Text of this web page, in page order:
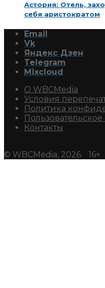
Астория: Отель,
себя аристократом
Email
Vk
Яндекс Дзен
Telegram
Mixcloud
О WBCMedia
Условия
Политика
Контакты
© WBCMedia, 2026. 16+